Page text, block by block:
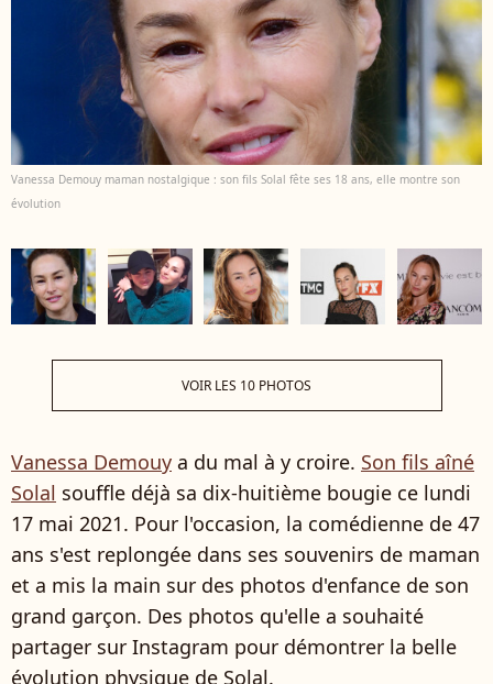
Vanessa Demouy maman nostalgique : son fils Solal fête ses 18 ans, elle montre son
évolution
VOIR LES 10 PHOTOS
Vanessa Demouy a du mal à y croire. Son fils aîné
Solal souffle déjà sa dix-huitième bougie ce lundi
17 mai 2021. Pour l'occasion, la comédienne de 47
ans s'est replongée dans ses souvenirs de maman
et a mis la main sur des photos d'enfance de son
grand garçon. Des photos qu'elle a souhaité
partager sur Instagram pour démontrer la belle
évolution physique de Solal.